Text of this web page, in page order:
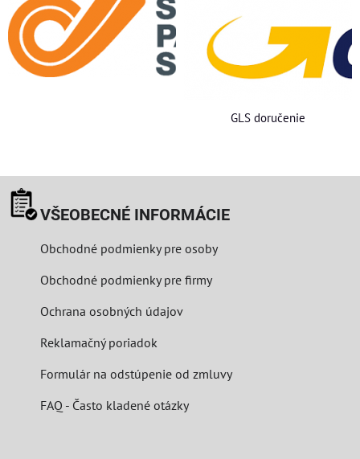
GLS doručenie
VŠEOBECNÉ INFORMÁCIE
Obchodné podmienky pre osoby
Obchodné podmienky pre firmy
Ochrana osobných údajov
Reklamačný poriadok
Formulár na odstúpenie od zmluvy
FAQ - Často kladené otázky